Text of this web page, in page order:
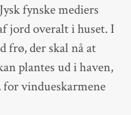
fynske mediers
jord overalt i huset. I
frø, der skal nå at
plantes ud i haven,
for vindueskarmene